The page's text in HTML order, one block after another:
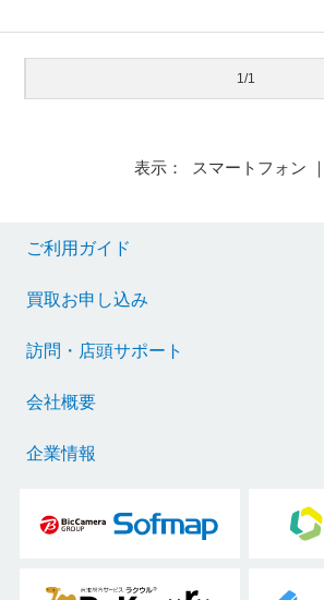
1/1
表示： スマートフォン ｜
ご利用ガイド
買取お申し込み
訪問・店頭サポート
会社概要
企業情報